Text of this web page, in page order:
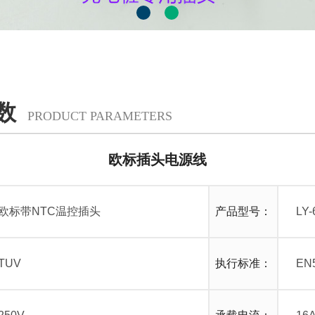
PRODUCT PARAMETERS
欧标插头电源线
标带NTC温控插头 产品型号：
执行标准：